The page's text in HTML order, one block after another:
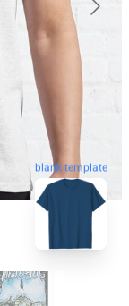
blank template